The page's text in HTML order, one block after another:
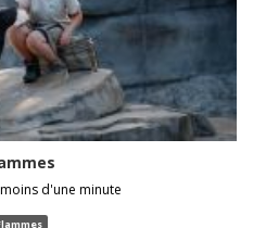
d'une minute